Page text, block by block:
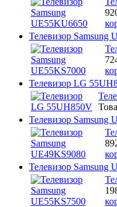
Телевизор Samsung
Телевизор LG
Телевизор Samsung
Телевизор Samsung